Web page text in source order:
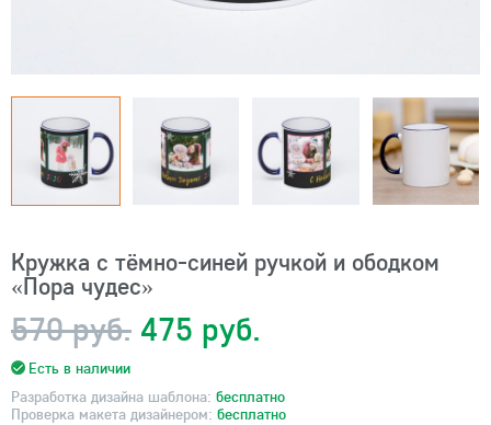
Кружка с тёмно-синей ручкой и ободком
«Пора чудес»
570 руб. 475 руб.
Есть в наличии
Разработка дизайна шаблона: бесплатно
Проверка макета дизайнером: бесплатно